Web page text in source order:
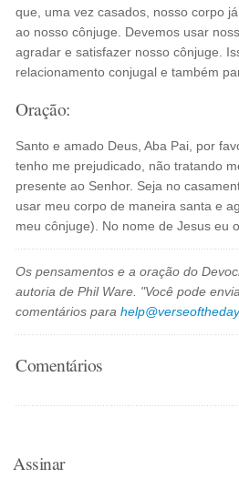
que, uma vez casados, nosso corpo
ao nosso cônjuge. Devemos usar
agradar e satisfazer nosso cônjuge.
relacionamento conjugal e também
Oração:
Santo e amado Deus, Aba Pai, por
tenho me prejudicado, não tratando
presente ao Senhor. Seja no
usar meu corpo de maneira santa e
meu cônjuge). No nome de Jesus eu
Os pensamentos e a oração do
autoria de Phil Ware. "Você pode
comentários para
Comentários
Assinar